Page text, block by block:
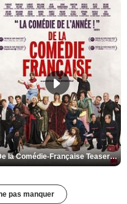
De la Comédie-Française Teaser VF
pas manquer